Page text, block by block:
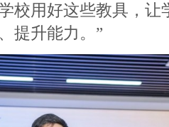
校用好这些教具，让
提升能力。”